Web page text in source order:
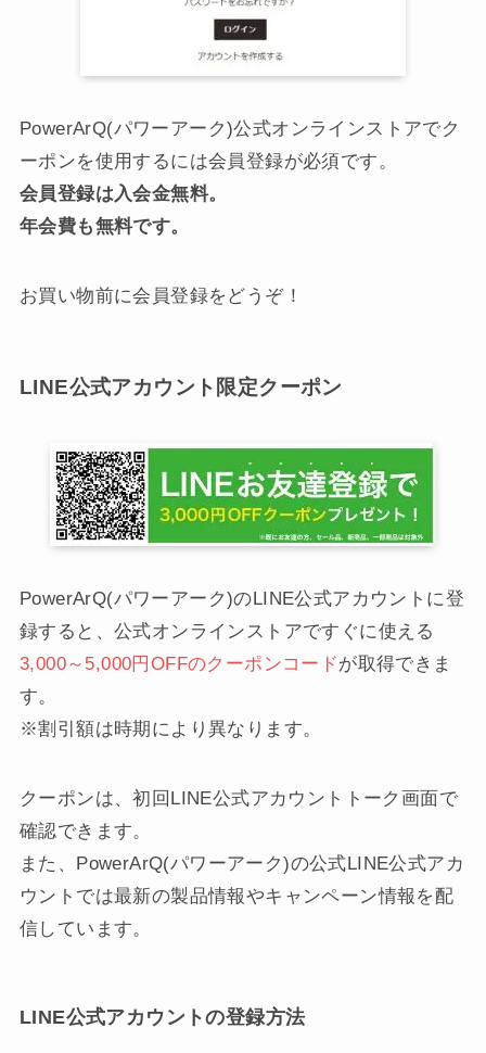
PowerArQ(パワーアーク)公式オンラインストアでク
ーポンを使用するには会員登録が必須です。
会員登録は入会金無料。
年会費も無料です。
お買い物前に会員登録をどうぞ！
LINE公式アカウント限定クーポン
PowerArQ(パワーアーク)のLINE公式アカウントに登
録すると、公式オンラインストアですぐに使える
3,000～5,000円OFFのクーポンコードが取得できま
す。
※割引額は時期により異なります。
クーポンは、初回LINE公式アカウントトーク画面で
確認できます。
また、PowerArQ(パワーアーク)の公式LINE公式アカ
ウントでは最新の製品情報やキャンペーン情報を配
信しています。
LINE公式アカウントの登録方法